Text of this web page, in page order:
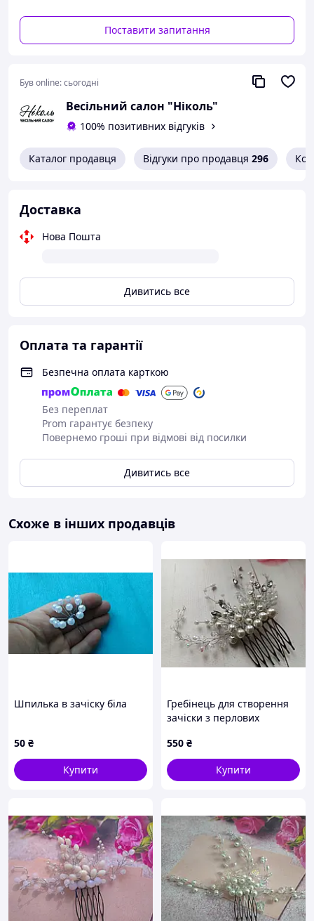
підкреслює красу рук.Поставити запитання
Був online:сьогодні
Весільний салон "Ніколь"
100% позитивних відгуків
Каталог продавця Відгуки про продавця 296
Доставка
Нова Пошта
Дивитись все
Оплата та гарантії
Безпечна оплата карткою
Без переплат
Prom гарантує безпеку
Повернемо гроші при відмові від посилки
Дивитись все
Схоже в інших продавців
Шпилька в зачіску біла
50 ₴
Купити
Гребінець для створення
зачіски з перлових
550 ₴
Купити